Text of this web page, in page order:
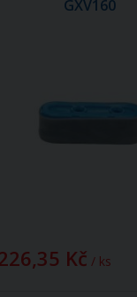
GXV160
Kč / ks